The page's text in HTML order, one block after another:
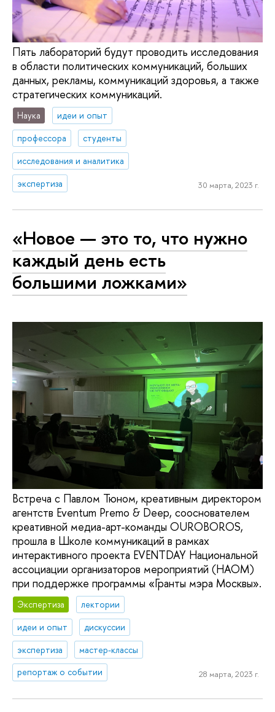
Пять лабораторий будут проводить исследования
в области политических коммуникаций, больших
данных, рекламы, коммуникаций здоровья, а также
стратегических коммуникаций.
Наука
идеи и опыт
профессора
студенты
исследования и аналитика
экспертиза
30 марта, 2023 г.
«Новое — это то, что нужно
каждый день есть
большими ложками»
Встреча с Павлом Тюном, креативным директором
агентств Eventum Premo & Deep, сооснователем
креативной медиа-арт-команды OUROBOROS,
прошла в Школе коммуникаций в рамках
интерактивного проекта EVENTDAY Национальной
ассоциации организаторов мероприятий (НАОМ)
при поддержке программы «Гранты мэра Москвы».
Экспертиза
лектории
идеи и опыт
дискуссии
экспертиза
мастер-классы
репортаж о событии
28 марта, 2023 г.